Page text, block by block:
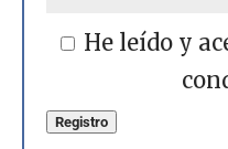
He leído y